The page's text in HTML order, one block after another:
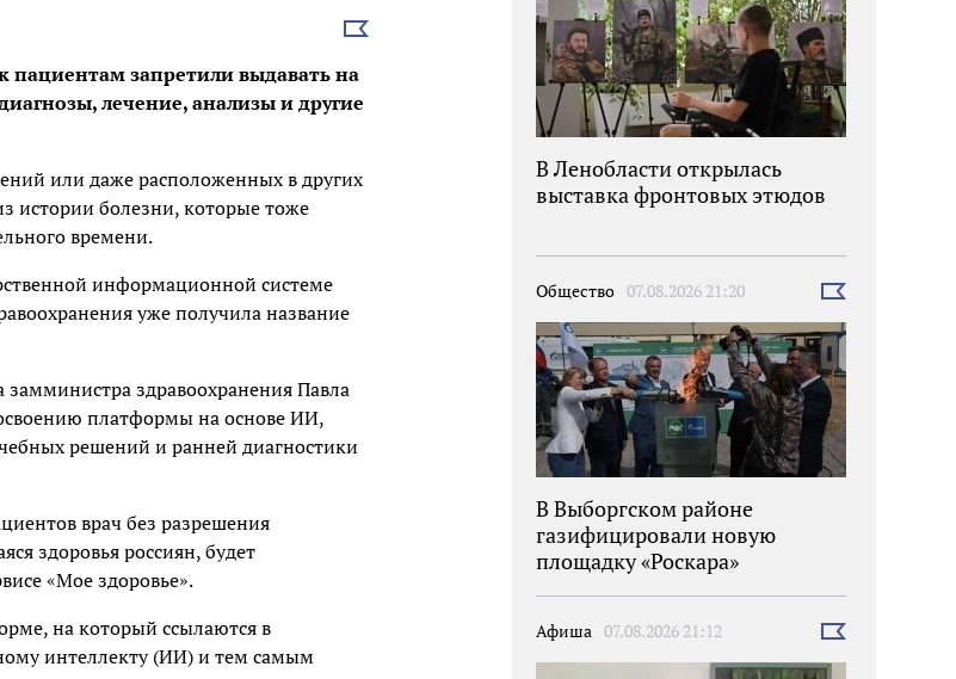
Выбрать
пациентам запретили выдавать на
лечение, анализы и другие
или даже расположенных в других
истории болезни, которые тоже
времени.
информационной системе
уже получила название
здравоохранения Павла
освоению платформы на основе ИИ,
решений и ранней диагностики
врач без разрешения
здоровья россиян, будет
«Мое здоровье».
на который ссылаются в
интеллекту (ИИ) и тем самым
В Ленобласти открылась
выставка фронтовых этюдов
Общество 07.08.2026 21:20
Выбрать
В Выборгском районе
газифицировали новую
площадку «Роскара»
Афиша 07.08.2026 21:12
Выбрать